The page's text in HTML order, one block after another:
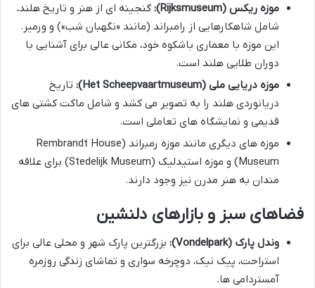
موزه ریکس (Rijksmuseum):
گنجینه ای از هنر و تاریخ هلند،
شامل شاهکارهایی از رامبراند (مانند «نگهبان شب») و ورمیر.
این موزه با معماری باشکوه خود، مکانی عالی برای آشنایی با
دوران طلایی هلند است.
موزه دریایی ملی (Het Scheepvaartmuseum):
تاریخ
دریانوردی هلند را به تصویر می کشد و شامل ماکت کشتی های
قدیمی و نمایشگاه های تعاملی است.
موزه های دیگری مانند موزه رمبراند (Rembrandt House
Museum) و موزه استیدلیک (Stedelijk Museum) برای علاقه
مندان به هنر مدرن نیز وجود دارند.
فضاهای سبز و بازارهای دلنشین
وندل پارک (Vondelpark):
بزرگترین پارک شهر و محلی عالی برای
استراحت، پیک نیک، دوچرخه سواری و تماشای زندگی روزمره
آمستردامی ها.